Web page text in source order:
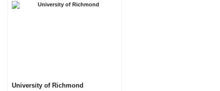
University of Richmond